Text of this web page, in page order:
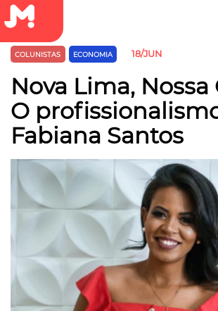
COLUNISTAS ECONOMIA 18/JUN
Nova Lima, Nossa
O
Fabiana Santos